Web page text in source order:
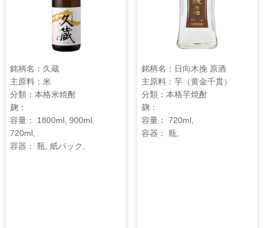
銘柄名：久蔵
主原料：米
分類：本格米焼酎
麹：
容量： 1800ml, 900ml,
720ml,
容器： 瓶, 紙パック,
銘柄名：日向木挽 原酒
主原料：芋（黄金千貫）
分類：本格芋焼酎
麹：
容量： 720ml,
容器： 瓶,